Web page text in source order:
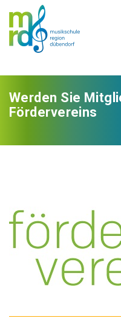
Werden Sie
Fördervereins